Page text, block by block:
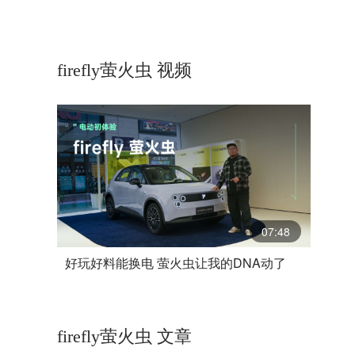
firefly萤火虫 视频
07:48
好玩好料能换电 萤火虫让我的DNA动了
firefly萤火虫 文章